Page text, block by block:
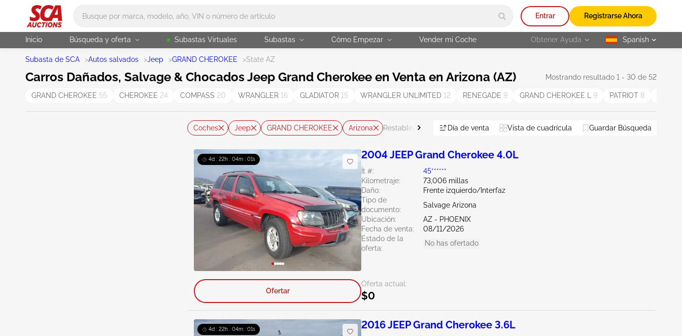
Entrar Registrarse Ahora
Inicio Búsqueda y oferta Subastas Virtuales Subastas Cómo Empezar Vender mi Coche Obtener Ayuda selected
Spanish
Subasta de SCA >Autos salvados >Jeep >GRAND CHEROKEE >State AZ
Carros Dañados, Salvage & Chocados Jeep Grand Cherokee en Venta en Arizona (AZ) Mostrando resultado 1 - 30 de 52
GRAND CHEROKEE 55 CHEROKEE 24 COMPASS 20 WRANGLER 16 GLADIATOR 15 WRANGLER UNLIMITED 12 RENEGADE 9 GRAND CHEROKEE L 9 PATRIOT 8
Coches Jeep GRAND CHEROKEE Arizona Restablecer todo Día de venta Vista de cuadrícula Guardar Búsqueda
4d : 22h : 03m : 59s 2004 JEEP Grand Cherokee 4.0L
Ít #:
45******
Kilometraje:
73,006 millas
Daño:
Frente izquierdo/Interfaz
Tipo de
documento:
Salvage Arizona
Ubicación:
AZ - PHOENIX
Fecha de venta:
08/11/2026
Estado de la
oferta:
No has ofertado
Oferta actual:
$0
Ofertar
4d : 22h : 03m : 59s 2016 JEEP Grand Cherokee 3.6L